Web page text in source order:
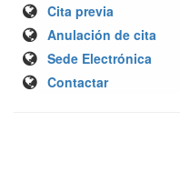
Cita previa
Anulación de cita
Sede Electrónica
Contactar